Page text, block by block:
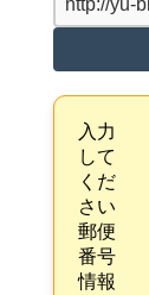
入力
して
くだ
さい
郵便
番号
情報